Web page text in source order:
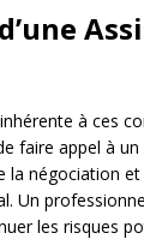
à ces
faire appel à un
négociation et
Un
les risques